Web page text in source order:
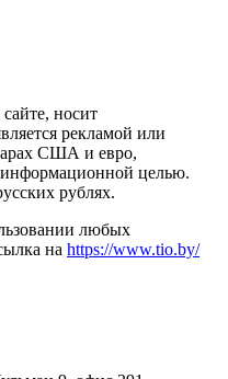
носит
рекламой или
США и евро,
информационной целью.
рублях.
любых
на https://www.tio.by/